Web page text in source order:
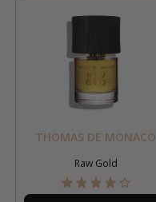
THOMAS DE MONACO
Raw Gold